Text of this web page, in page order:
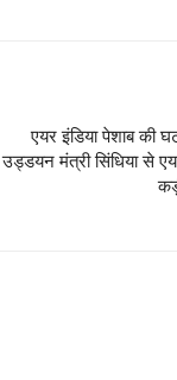
एयर इंडिया पेशाब की
उड्डयन मंत्री सिंधिया से